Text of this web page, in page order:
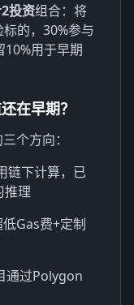
投资组合：将
的，30%参与
用于早期
在早期？
个方向：
链下计算，已
推理
Gas费+定制
通过Polygon